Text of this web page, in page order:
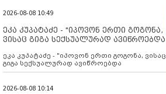
შეწყვეტის შეთანხმებას. მეტიც, რუსეთი
ოკუპირებულ რეგიონებში, აგრძელებს მათი
მილიტარიზაციის პროცესს და აქტიურად
დგამს ნაბიჯებს მათი ფაქტობრივი
2026-08-08 10:49
ეკა კუპატაძე - "იპოვონ ერთი გოგონა,
ვისაც გიგა სექსუალურად ავიწროებდა
ეკა კუპატაძე - "იპოვონ ერთი გოგონა, ვისაც
გიგა სექსუალურად ავიწროებდა
2026-08-08 10:14